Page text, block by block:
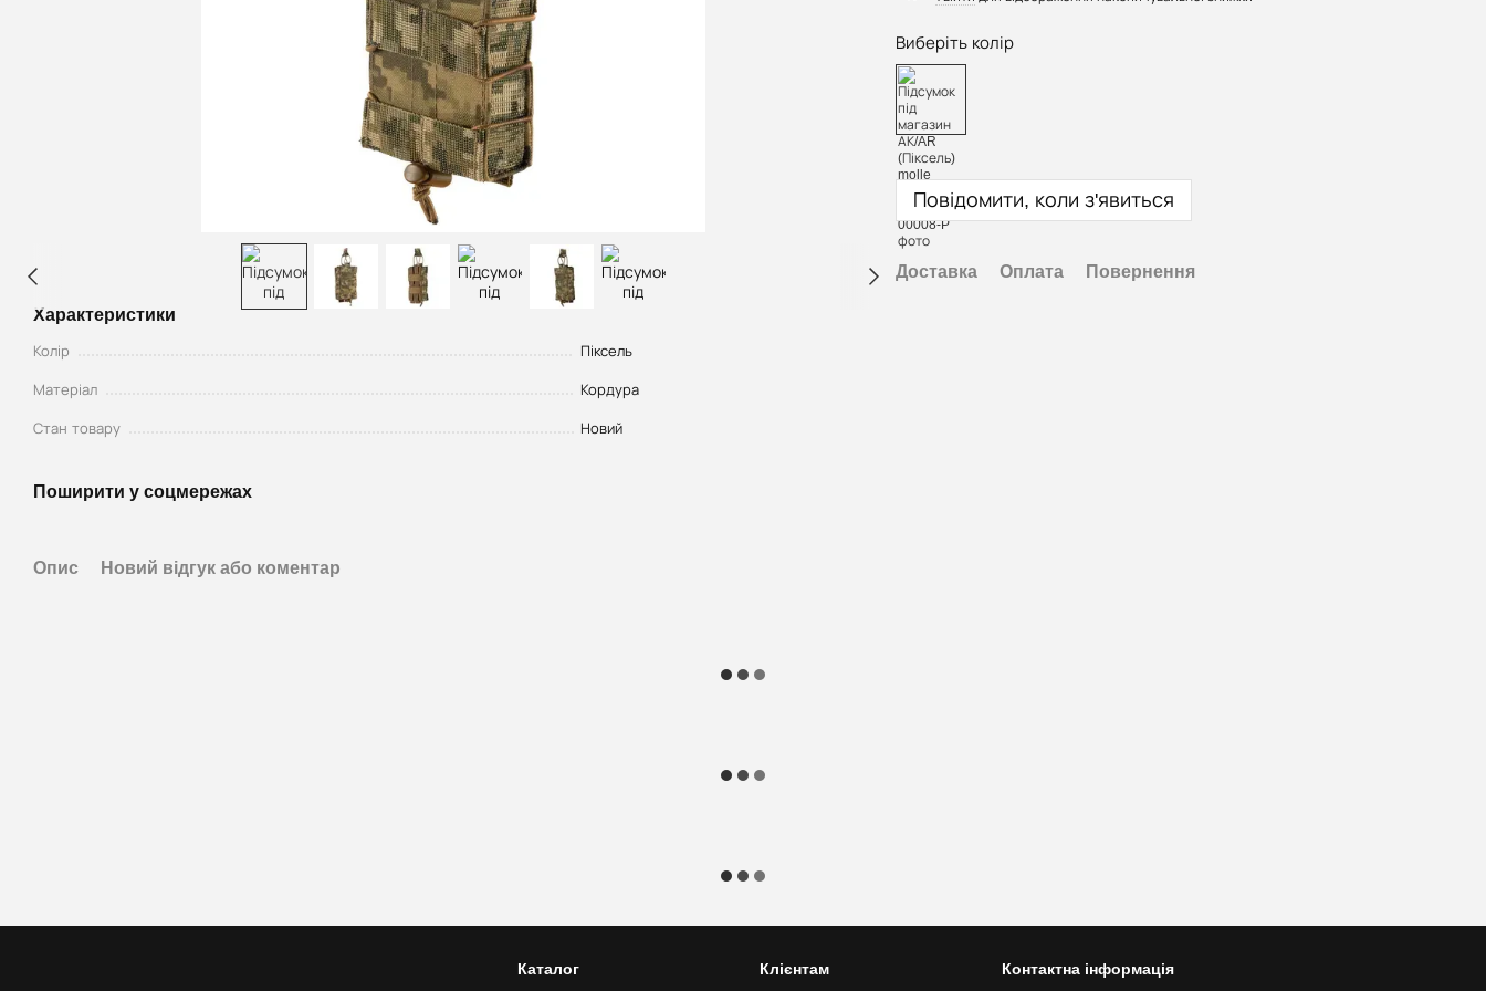
Характеристики
Колір Піксель
Матеріал Кордура
Стан товару Новий
Поширити у соцмережах
Виберіть колір
Повідомити, коли з'явиться
Доставка Оплата Повернення
Опис Новий відгук або коментар
Каталог Клієнтам Контактна інформація